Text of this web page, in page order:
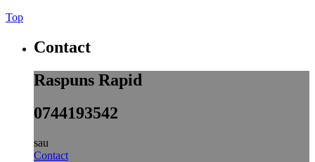
Top
Contact
Raspuns Rapid
0744193542
sau
Contact